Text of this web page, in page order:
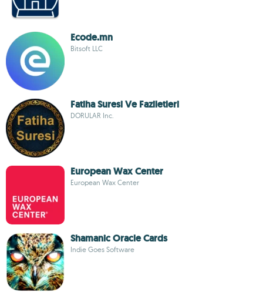
Ecode.mn
Bitsoft LLC
Fatiha Suresi Ve Faziletleri
DORULAR Inc.
European Wax Center
European Wax Center
Shamanic Oracle Cards
Indie Goes Software